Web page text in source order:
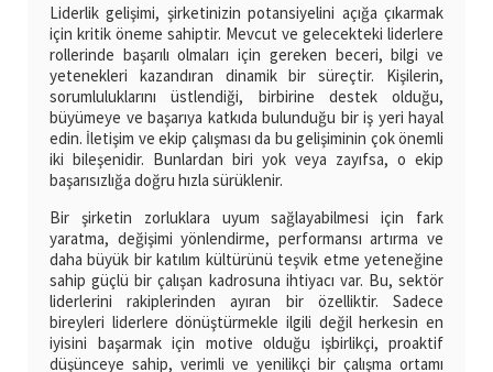
Liderlik gelişimi, şirketinizin potansiyelini açığa çıkarmak
için kritik öneme sahiptir. Mevcut ve gelecekteki liderlere
rollerinde başarılı olmaları için gereken beceri, bilgi ve
yetenekleri kazandıran dinamik bir süreçtir. Kişilerin,
sorumluluklarını üstlendiği, birbirine destek olduğu,
büyümeye ve başarıya katkıda bulunduğu bir iş yeri hayal
edin. İletişim ve ekip çalışması da bu gelişiminin çok önemli
iki bileşenidir. Bunlardan biri yok veya zayıfsa, o ekip
başarısızlığa doğru hızla sürüklenir.
Bir şirketin zorluklara uyum sağlayabilmesi için fark
yaratma, değişimi yönlendirme, performansı artırma ve
daha büyük bir katılım kültürünü teşvik etme yeteneğine
sahip güçlü bir çalışan kadrosuna ihtiyacı var. Bu, sektör
liderlerini rakiplerinden ayıran bir özelliktir. Sadece
bireyleri liderlere dönüştürmekle ilgili değil herkesin en
iyisini başarmak için motive olduğu işbirlikçi, proaktif
düşünceye sahip, verimli ve yenilikçi bir çalışma ortamı